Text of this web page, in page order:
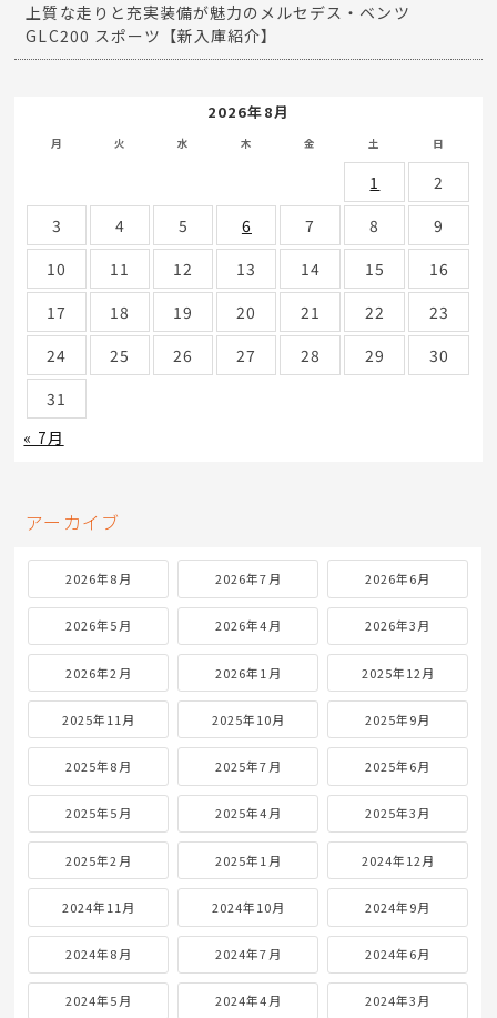
上質な走りと充実装備が魅力のメルセデス・ベンツ
GLC200 スポーツ【新入庫紹介】
2026年8月
月 火 水 木 金 土 日
1
2
3
4 5 6 7 8
9
10
11 12 13 14 15
16
17
18 19 20 21 22
23
24
25 26 27 28 29
30
31
« 7月
アーカイブ
2026年8月 2026年7月 2026年6月
2026年5月 2026年4月 2026年3月
2026年2月 2026年1月 2025年12月
2025年11月 2025年10月 2025年9月
2025年8月 2025年7月 2025年6月
2025年5月 2025年4月 2025年3月
2025年2月 2025年1月 2024年12月
2024年11月 2024年10月 2024年9月
2024年8月 2024年7月 2024年6月
2024年5月 2024年4月 2024年3月